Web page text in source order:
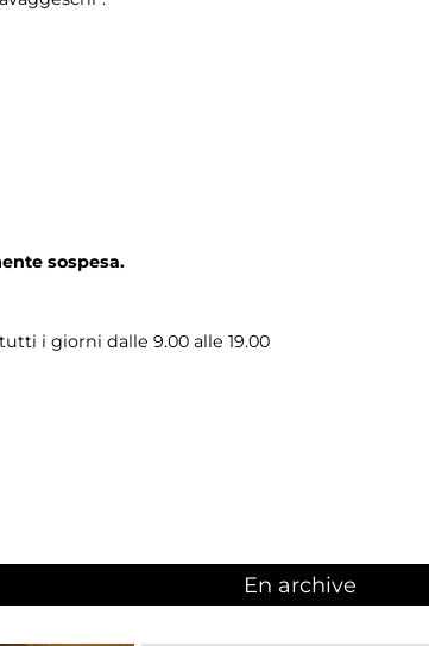
sospesa.
i giorni dalle 9.00 alle 19.00
En archive